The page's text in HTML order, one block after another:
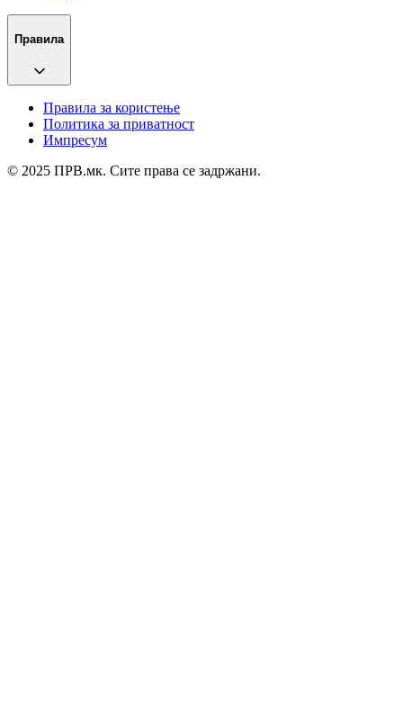
Правила
Правила за користење
Политика за приватност
Импресум
© 2025 ПРВ.мк. Сите права се задржани.